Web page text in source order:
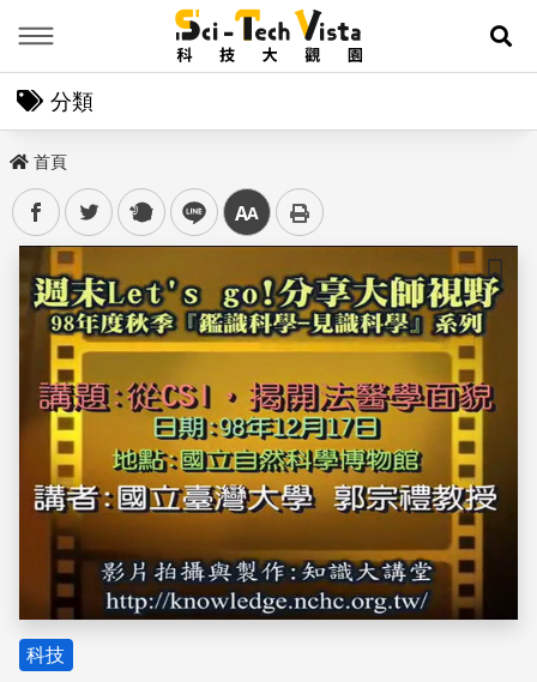
展
分類
首頁
facebooktwitter plurk line 中
儲存
科技